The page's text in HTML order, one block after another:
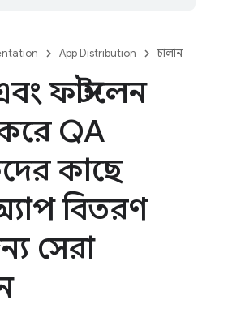
App Distribution চালান
ফাস্টলেন
QA
কাছে
বিতরণ
সেরা